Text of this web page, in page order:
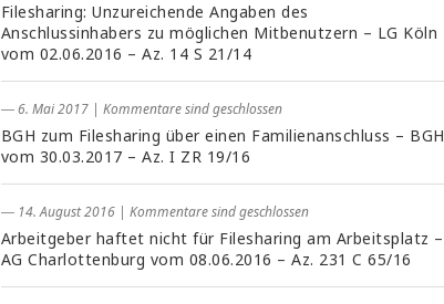
Filesharing: Unzureichende Angaben des
Anschlussinhabers zu möglichen Mitbenutzern – LG Köln
vom 02.06.2016 – Az. 14 S 21/14
― 6. Mai 2017 | Kommentare sind geschlossen
BGH zum Filesharing über einen Familienanschluss – BGH
vom 30.03.2017 – Az. I ZR 19/16
― 14. August 2016 | Kommentare sind geschlossen
Arbeitgeber haftet nicht für Filesharing am Arbeitsplatz –
AG Charlottenburg vom 08.06.2016 – Az. 231 C 65/16